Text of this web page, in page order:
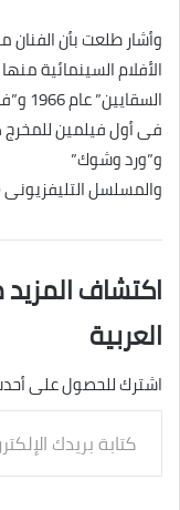
وأشار طلعت بأن
و”ورد وشوك”
والمسلسل
اكتشاف المزيد
العربية
اشترك للحصول على
بريدك
الإلكتروني...